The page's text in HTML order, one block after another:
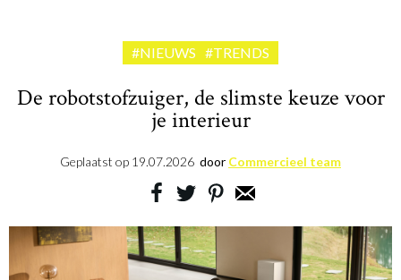
#NIEUWS #TRENDS
De robotstofzuiger, de slimste keuze voor
je interieur
Geplaatst op 19.07.2026 door Commercieel team